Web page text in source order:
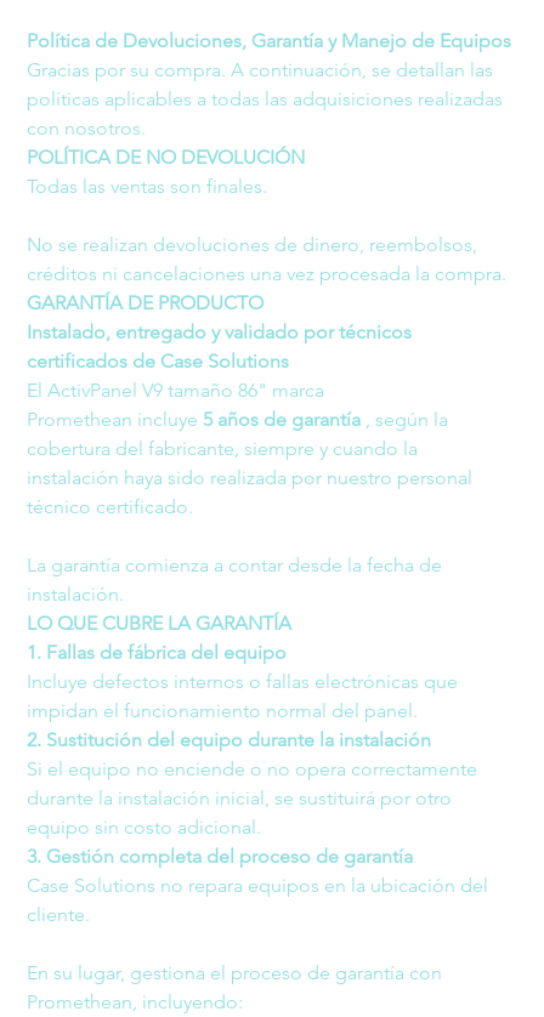
Política de Devoluciones, Garantía y Manejo de Equipos
Gracias por su compra. A continuación, se detallan las
políticas aplicables a todas las adquisiciones realizadas
con nosotros.
POLÍTICA DE NO DEVOLUCIÓN
Todas las ventas son finales.
No se realizan devoluciones de dinero, reembolsos,
créditos ni cancelaciones una vez procesada la compra.
GARANTÍA DE PRODUCTO
Instalado, entregado y validado por técnicos
certificados de Case Solutions
El ActivPanel V9 tamaño 86" marca
Promethean incluye 5 años de garantía
, según la
cobertura del fabricante, siempre y cuando la
instalación haya sido realizada por nuestro personal
técnico certificado.
La garantía comienza a contar desde la fecha de
instalación.
LO QUE CUBRE LA GARANTÍA
1. Fallas de fábrica del equipo
Incluye defectos internos o fallas electrónicas que
impidan el funcionamiento normal del panel.
2. Sustitución del equipo durante la instalación
Si el equipo no enciende o no opera correctamente
durante la instalación inicial, se sustituirá por otro
equipo sin costo adicional.
3. Gestión completa del proceso de garantía
Case Solutions no repara equipos en la ubicación del
cliente.
En su lugar, gestiona el proceso de garantía con
Promethean, incluyendo: